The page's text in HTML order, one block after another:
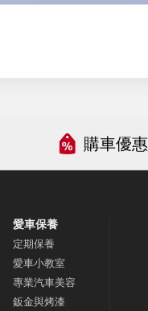
購車優惠
愛車保養
定期保養
愛車小教室
專業汽車美容
鈑金與烤漆